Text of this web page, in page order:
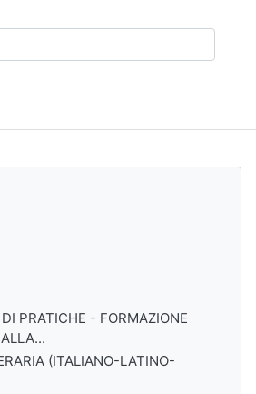
PRATICHE - FORMAZIONE
(ITALIANO-LATINO-